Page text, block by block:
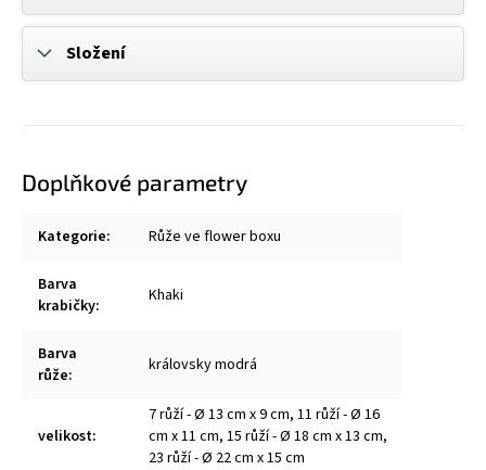
Složení
Doplňkové parametry
Kategorie: Růže ve flower boxu
Barva
krabičky: Khaki
Barva
růže: královsky modrá
velikost:
7 růží - Ø 13 cm x 9 cm, 11 růží - Ø 16
cm x 11 cm, 15 růží - Ø 18 cm x 13 cm,
23 růží - Ø 22 cm x 15 cm